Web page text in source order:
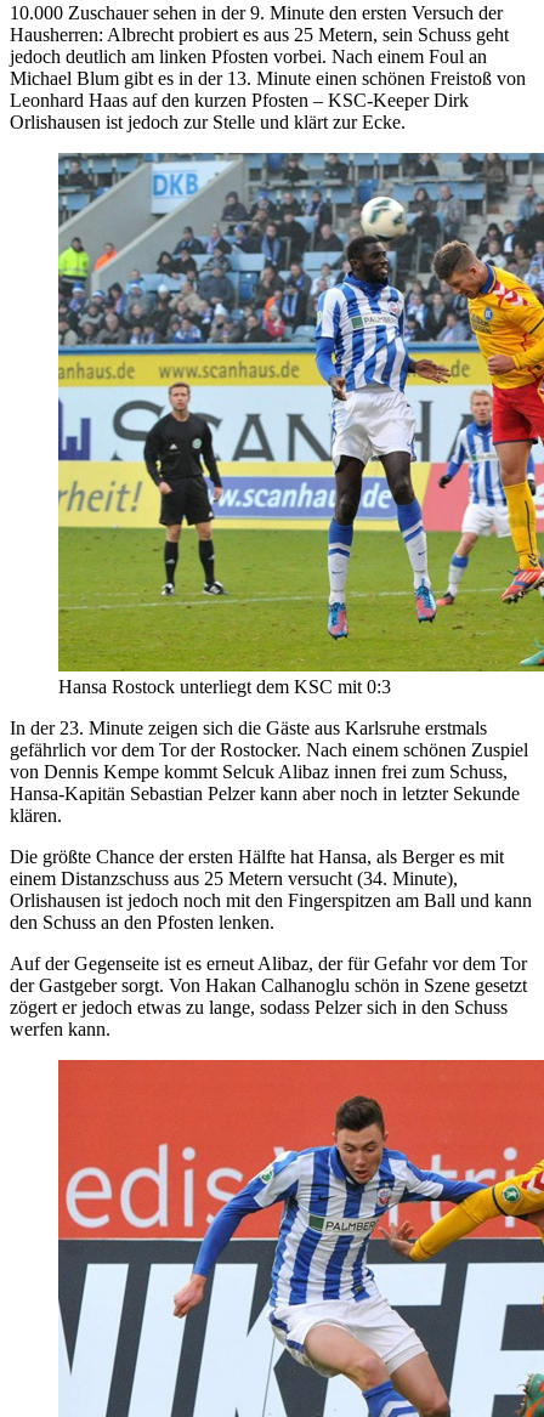
10.000 Zuschauer sehen in der 9. Minute den ersten Versuch der
Hausherren: Albrecht probiert es aus 25 Metern, sein Schuss geht
jedoch deutlich am linken Pfosten vorbei. Nach einem Foul an
Michael Blum gibt es in der 13. Minute einen schönen Freistoß von
Leonhard Haas auf den kurzen Pfosten – KSC-Keeper Dirk
Orlishausen ist jedoch zur Stelle und klärt zur Ecke.
Hansa Rostock unterliegt dem KSC mit 0:3
In der 23. Minute zeigen sich die Gäste aus Karlsruhe erstmals
gefährlich vor dem Tor der Rostocker. Nach einem schönen Zuspiel
von Dennis Kempe kommt Selcuk Alibaz innen frei zum Schuss,
Hansa-Kapitän Sebastian Pelzer kann aber noch in letzter Sekunde
klären.
Die größte Chance der ersten Hälfte hat Hansa, als Berger es mit
einem Distanzschuss aus 25 Metern versucht (34. Minute),
Orlishausen ist jedoch noch mit den Fingerspitzen am Ball und kann
den Schuss an den Pfosten lenken.
Auf der Gegenseite ist es erneut Alibaz, der für Gefahr vor dem Tor
der Gastgeber sorgt. Von Hakan Calhanoglu schön in Szene gesetzt
zögert er jedoch etwas zu lange, sodass Pelzer sich in den Schuss
werfen kann.